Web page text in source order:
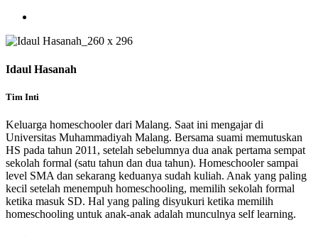
Idaul Hasanah
Tim Inti
Keluarga homeschooler dari Malang. Saat ini mengajar di
Universitas Muhammadiyah Malang. Bersama suami memutuskan
HS pada tahun 2011, setelah sebelumnya dua anak pertama sempat
sekolah formal (satu tahun dan dua tahun). Homeschooler sampai
level SMA dan sekarang keduanya sudah kuliah. Anak yang paling
kecil setelah menempuh homeschooling, memilih sekolah formal
ketika masuk SD. Hal yang paling disyukuri ketika memilih
homeschooling untuk anak-anak adalah munculnya self learning.